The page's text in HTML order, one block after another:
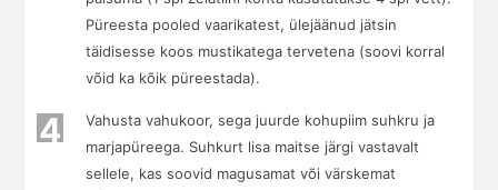
Püreesta pooled vaarikatest, ülejäänud jätsin
täidisesse koos mustikatega tervetena (soovi korral
võid ka kõik püreestada).
4
Vahusta vahukoor, sega juurde kohupiim suhkru ja
marjapüreega. Suhkurt lisa maitse järgi vastavalt
sellele, kas soovid magusamat või värskemat